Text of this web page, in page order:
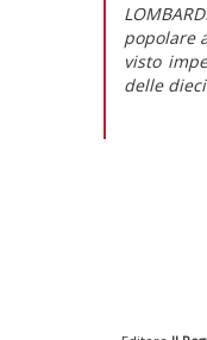
popolare
visto
delle